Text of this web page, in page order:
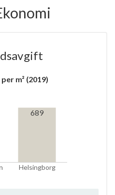
m² (2019)
Helsingborg
689